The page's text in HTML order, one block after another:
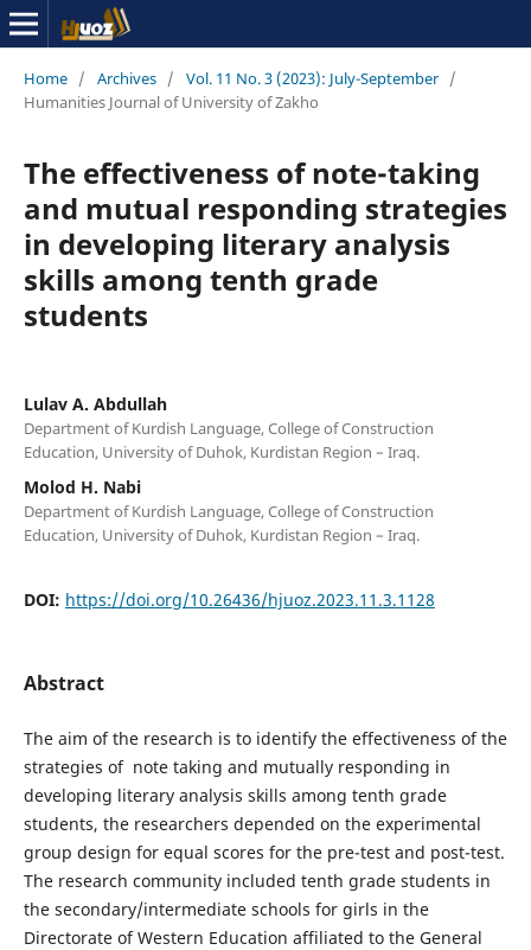
Home / Archives / Vol. 11 No. 3 (2023): July-September /
Humanities Journal of University of Zakho
The effectiveness of note-taking
and mutual responding strategies
in developing literary analysis
skills among tenth grade
students
Lulav A. Abdullah
Department of Kurdish Language, College of Construction
Education, University of Duhok, Kurdistan Region – Iraq.
Molod H. Nabi
Department of Kurdish Language, College of Construction
Education, University of Duhok, Kurdistan Region – Iraq.
DOI: https://doi.org/10.26436/hjuoz.2023.11.3.1128
Abstract
The aim of the research is to identify the effectiveness of the
strategies of note taking and mutually responding in
developing literary analysis skills among tenth grade
students, the researchers depended on the experimental
group design for equal scores for the pre-test and post-test.
The research community included tenth grade students in
the secondary/intermediate schools for girls in the
Directorate of Western Education affiliated to the General